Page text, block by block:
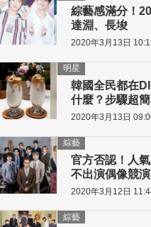
綜藝感滿分！
達淵、長埈
2020年3月13日
韓國全民都在
什麼？步驟超
明星
2020年3月13日
官方否認！人
不出演偶像競
綜藝
2020年3月12日
綜藝